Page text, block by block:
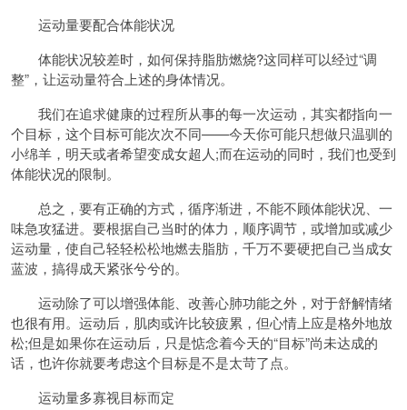
运动量要配合体能状况
体能状况较差时，如何保持脂肪燃烧?这同样可以经过“调
整”，让运动量符合上述的身体情况。
我们在追求健康的过程所从事的每一次运动，其实都指向一
个目标，这个目标可能次次不同——今天你可能只想做只温驯的
小绵羊，明天或者希望变成女超人;而在运动的同时，我们也受到
体能状况的限制。
总之，要有正确的方式，循序渐进，不能不顾体能状况、一
味急攻猛进。要根据自己当时的体力，顺序调节，或增加或减少
运动量，使自己轻轻松松地燃去脂肪，千万不要硬把自己当成女
蓝波，搞得成天紧张兮兮的。
运动除了可以增强体能、改善心肺功能之外，对于舒解情绪
也很有用。运动后，肌肉或许比较疲累，但心情上应是格外地放
松;但是如果你在运动后，只是惦念着今天的“目标”尚未达成的
话，也许你就要考虑这个目标是不是太苛了点。
运动量多寡视目标而定